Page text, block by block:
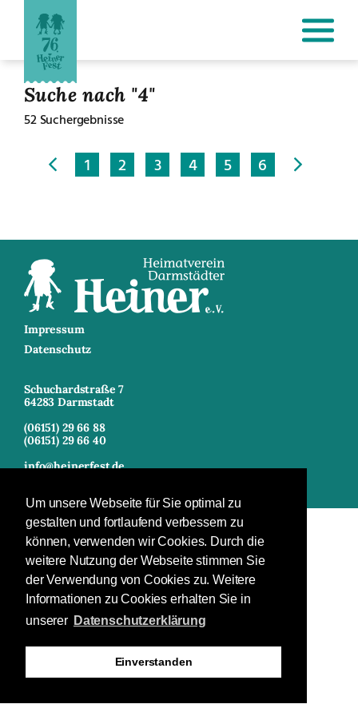
Um unsere Webseite für Sie optimal zu
gestalten und fortlaufend verbessern zu
können, verwenden wir Cookies. Durch die
weitere Nutzung der Webseite stimmen Sie
der Verwendung von Cookies zu. Weitere
Informationen zu Cookies erhalten Sie in
unserer Datenschutzerklärung
Einverstanden
Suche nach "4"
52 Suchergebnisse
1 2 3 4 5 6
Impressum
Datenschutz
Schuchardstraße 7
64283 Darmstadt
(06151) 29 66 88
(06151) 29 66 40
info@heinerfest.de